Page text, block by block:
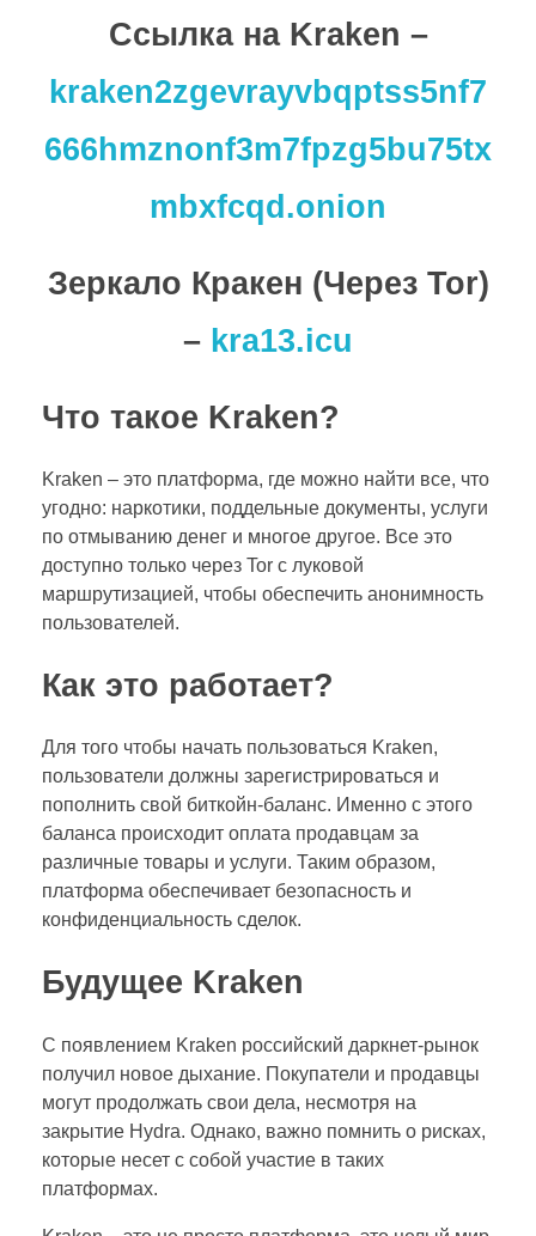
Cсылка на Kraken –
kraken2zgevrayvbqptss5nf7
666hmznonf3m7fpzg5bu75tx
mbxfcqd.onion
Зеркало Кракен (Через Tor)
– kra13.icu
Что такое Kraken?
Kraken – это платформа, где можно найти все, что
угодно: наркотики, поддельные документы, услуги
по отмыванию денег и многое другое. Все это
доступно только через Tor с луковой
маршрутизацией, чтобы обеспечить анонимность
пользователей.
Как это работает?
Для того чтобы начать пользоваться Kraken,
пользователи должны зарегистрироваться и
пополнить свой биткойн-баланс. Именно с этого
баланса происходит оплата продавцам за
различные товары и услуги. Таким образом,
платформа обеспечивает безопасность и
конфиденциальность сделок.
Будущее Kraken
С появлением Kraken российский даркнет-рынок
получил новое дыхание. Покупатели и продавцы
могут продолжать свои дела, несмотря на
закрытие Hydra. Однако, важно помнить о рисках,
которые несет с собой участие в таких
платформах.